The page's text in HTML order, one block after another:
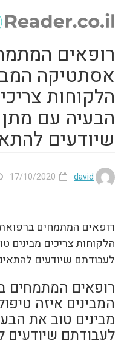
רופאים
אסתטיקה
הלקוחות
הבעיה עם
שיודעים
david
רופאים המתמחים
הלקוחות צריכים מבינים
לעבודתם שיודעים
רופאים המתמחים
המבינים איזה
מבינים טוב את
לעבודתם שיודעים